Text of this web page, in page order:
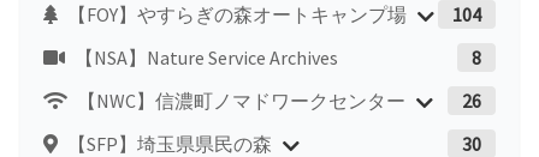
【FOY】やすらぎの森オートキャンプ場
104
【NSA】Nature Service Archives
8
【NWC】信濃町ノマドワークセンター
26
【SFP】埼玉県県民の森
30